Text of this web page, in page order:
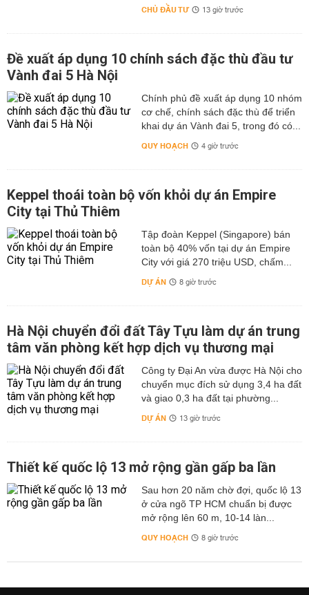
CHỦ ĐẦU TƯ 13 giờ trước
Đề xuất áp dụng 10 chính sách đặc thù đầu tư
Vành đai 5 Hà Nội
Chính phủ đề xuất áp dụng 10 nhóm
cơ chế, chính sách đặc thù để triển
khai dự án Vành đai 5, trong đó có...
QUY HOẠCH 4 giờ trước
Keppel thoái toàn bộ vốn khỏi dự án Empire
City tại Thủ Thiêm
Tập đoàn Keppel (Singapore) bán
toàn bộ 40% vốn tại dự án Empire
City với giá 270 triệu USD, chấm...
DỰ ÁN 8 giờ trước
Hà Nội chuyển đổi đất Tây Tựu làm dự án trung
tâm văn phòng kết hợp dịch vụ thương mại
Công ty Đại An vừa được Hà Nội cho
chuyển mục đích sử dụng 3,4 ha đất
và giao 0,3 ha đất tại phường...
DỰ ÁN 13 giờ trước
Thiết kế quốc lộ 13 mở rộng gần gấp ba lần
Sau hơn 20 năm chờ đợi, quốc lộ 13
ở cửa ngõ TP HCM chuẩn bị được
mở rộng lên 60 m, 10-14 làn...
QUY HOẠCH 8 giờ trước